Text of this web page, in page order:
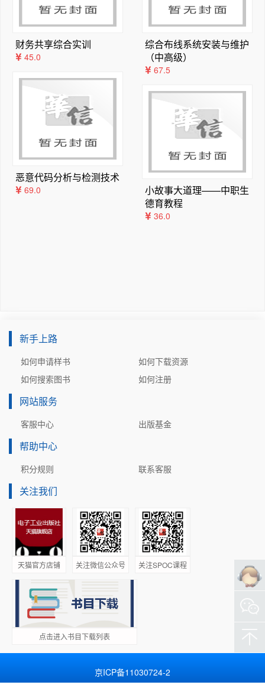
题型五列写特殊的附加方程的节点电压方程问题
题型六复杂电路列写节点电压方程问题
考点二：网孔电流方程
考点三：回路电流方程
第4章电路定理
考点一：叠加定理
题型一具体电路叠加定理的应用
题型二将激励拆分后运用叠加定理
题型三一般黑箱问题运用叠加定理
题型四叠加定理与戴维南定理的一般结合考查
题型五响应与激励无关问题
考点二：戴维南定理
题型一具体电路戴维南定理的应用
题型二已知电路的伏安关系图像，运用戴维南定理
题型一特勒根定理与戴维南定理的结合考查
题型三互易定理与叠加定理的结合考查
题型四互易定理与戴维南定理的结合考查
第5章理想运算放大器
考点一：直流线性电阻电路理想运算放大器的分析
考点三：理想运算放大器列写节点电压方程
考点四：多个理想运算放大器问题分析
考点六：理想运算放大器正弦稳态电路问题分析
考点七：理想运算放大器复频域问题分析
第6章动态电路时域分析
考点一：一阶动态电路求时间常数问题
考点二：一阶动态电路的一般计算问题
题型一直流激励一阶动态电路三要素的计算
题型二正弦稳态激励一阶动态电路三要素的计算
题型三双一阶问题的计算
题型四阶跃响应问题分析
考点三：一阶动态电路与电路定理的结合考查
你们的电路由我守护, 愿你们在考研路上一切顺利,我会充
财务共享综合实训
45.0
恶意代码分析与检测技术
69.0
综合布线系统安装与维护
（中高级）
67.5
小故事大道理——中职生
德育教程
36.0
新手上路
如何申请样书
如何下载资源
如何搜索图书
如何注册
网站服务
客服中心 出版基金
帮助中心
积分规则 联系客服
关注我们
天猫官方店铺 关注微信公众号 关注SPOC课程
点击进入书目下载列表
京ICP备11030724-2
Copyright © 2019 华信教育资源网